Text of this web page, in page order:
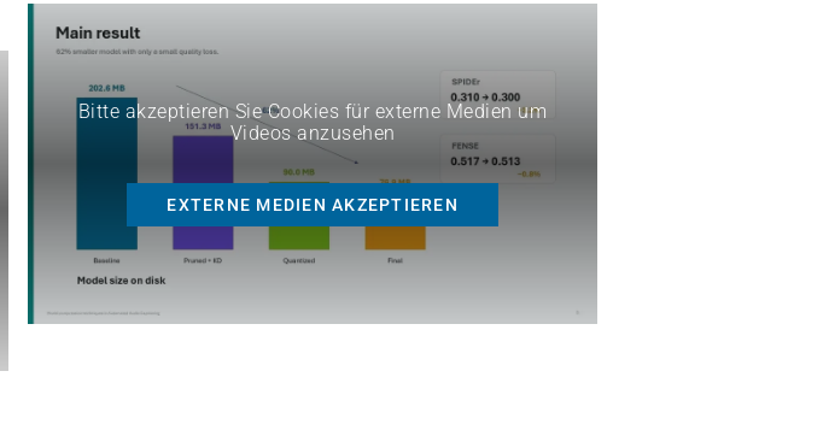
Bitte akzeptieren Sie Cookies für externe Medien um
Videos anzusehen
EXTERNE MEDIEN AKZEPTIEREN